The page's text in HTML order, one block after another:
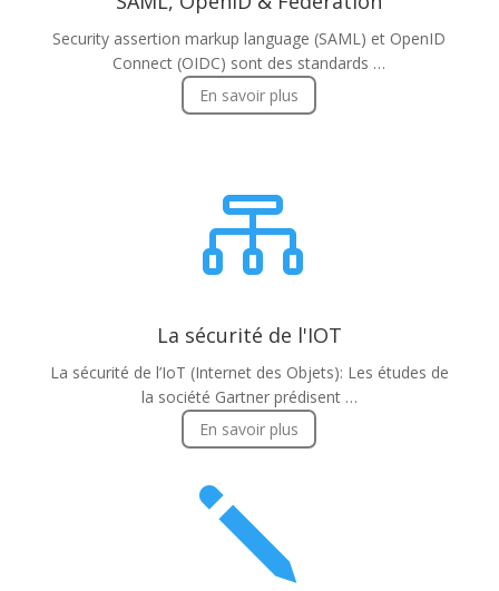
Security assertion markup language (SAML) et OpenID
Connect (OIDC) sont des standards …
En savoir plus

La sécurité de l'IOT
La sécurité de l’IoT (Internet des Objets): Les études de
la société Gartner prédisent …
En savoir plus
j